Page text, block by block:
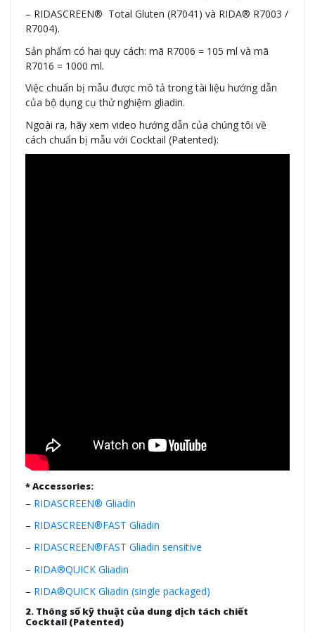
– RIDASCREEN® Total Gluten (R7041) và RIDA® R7003 /
R7004).
Sản phẩm có hai quy cách: mã R7006 = 105 ml và mã
R7016 = 1000 ml.
Việc chuẩn bị mẫu được mô tả trong tài liệu hướng dẫn
của bộ dụng cụ thử nghiệm gliadin.
Ngoài ra, hãy xem video hướng dẫn của chúng tôi về
cách chuẩn bị mẫu với Cocktail (Patented):
* Accessories:
– RIDASCREEN® Gliadin
– RIDASCREEN®FAST Gliadin
– RIDASCREEN®FAST Gliadin sensitive
– RIDA®QUICK Gliadin
– RIDA®QUICK Gliadin (single packaged)
2. Thông số kỹ thuật của dung dịch tách chiết
Cocktail (Patented)